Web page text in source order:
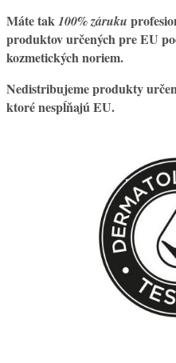
Máte tak100% záruku
produktov určených pre EU
kozmetických noriem.
Nedistribujeme produkty
ktoré nespĺňajú EU.